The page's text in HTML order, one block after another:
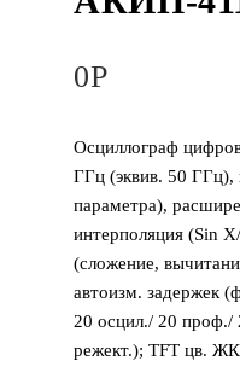
0Р
Осциллограф
ГГц (эквив. 50 ГГц),
параметра),
интерполяция (Sin
(сложение,
автоизм. задержек
20 осцил./ 20
режект.); TFT цв.